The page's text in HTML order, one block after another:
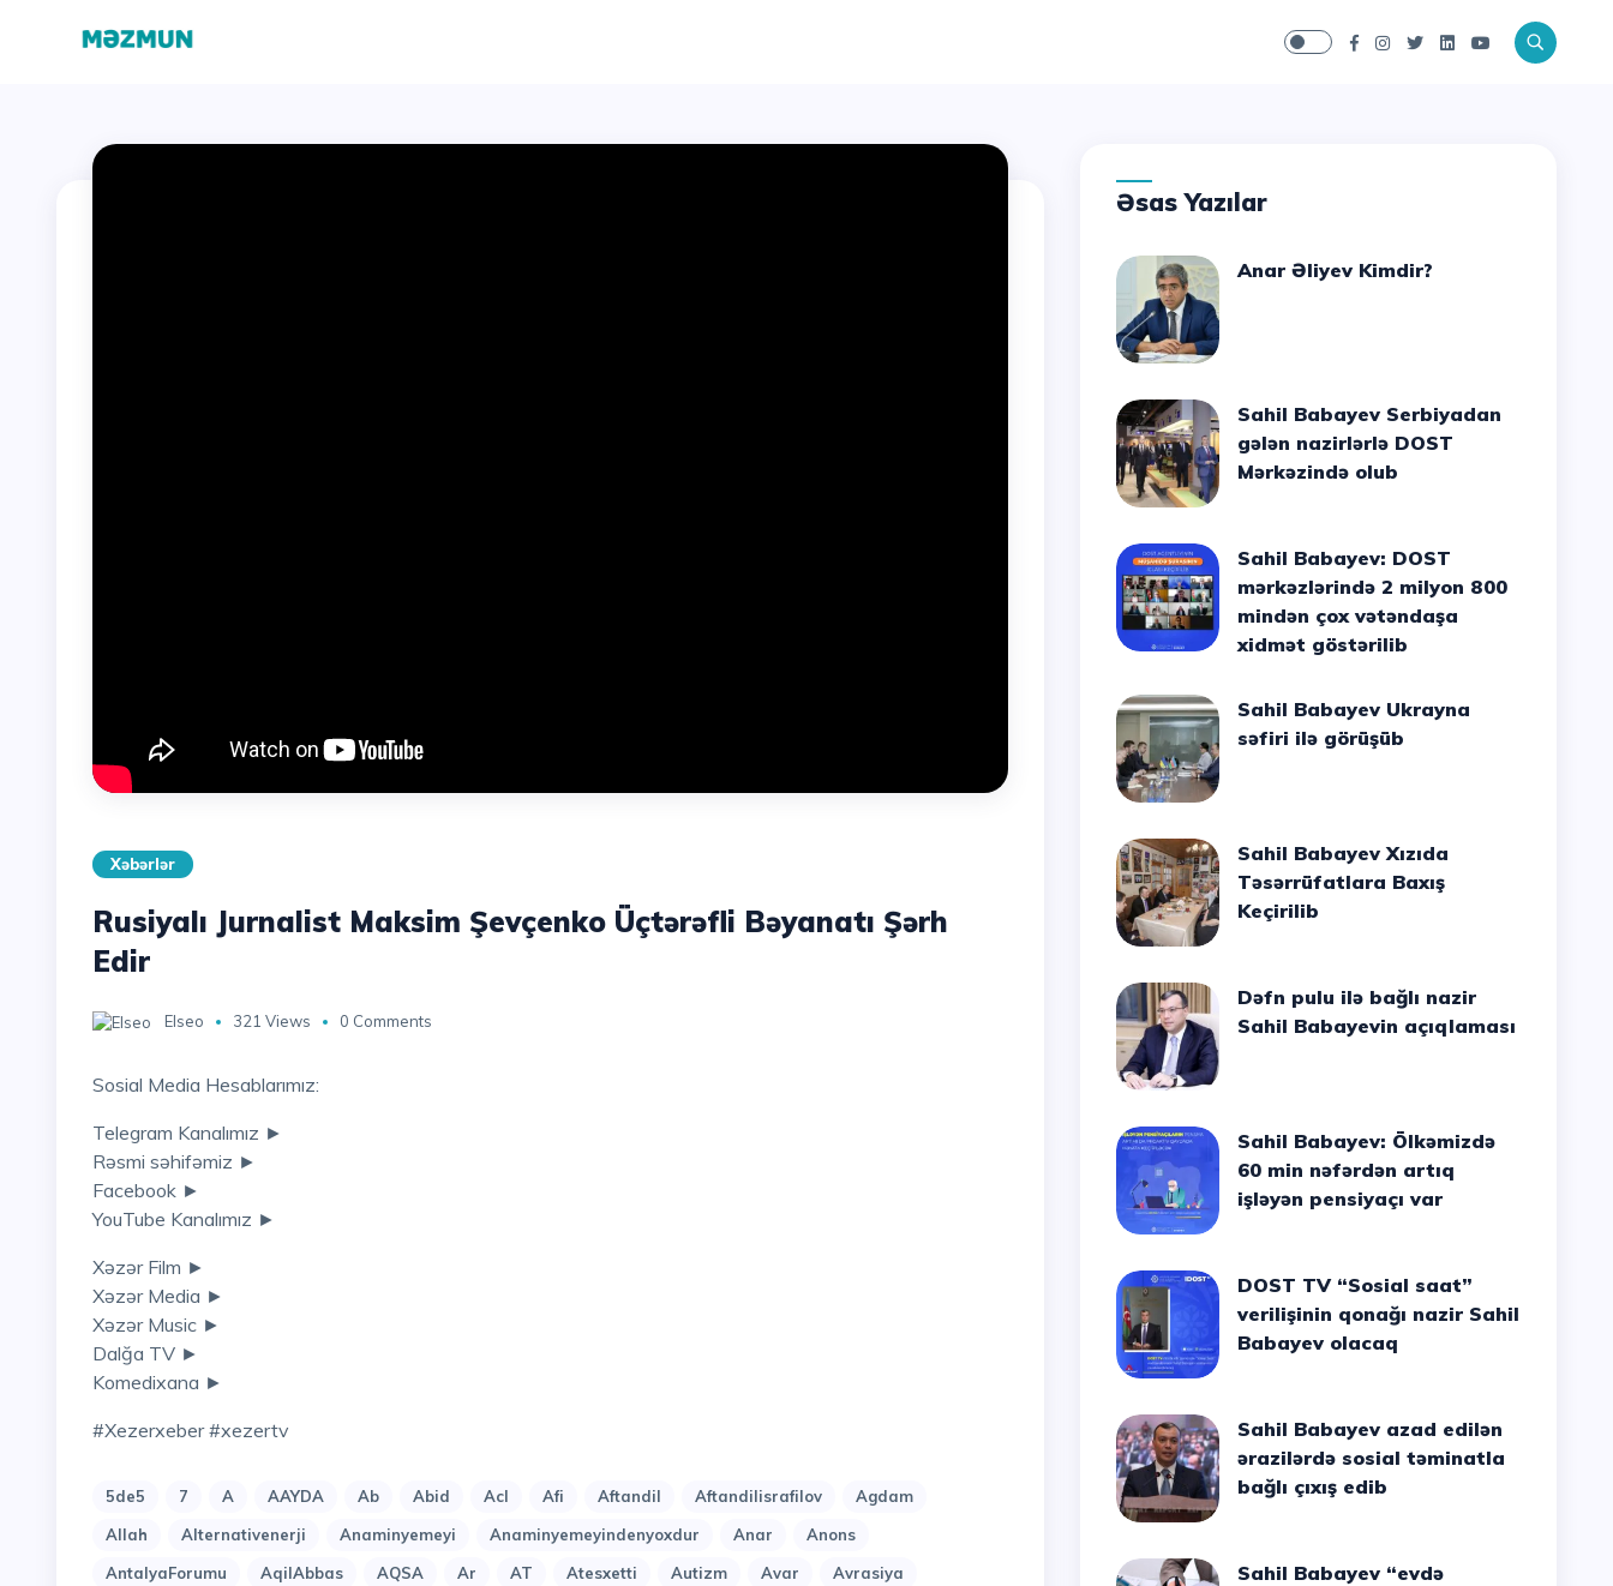
Xəbərlər
Rusiyalı Jurnalist Maksim Şevçenko Üçtərəfli Bəyanatı Şərh
Edir
Elseo 321 Views 0 Comments
Sosial Media Hesablarımız:
Telegram Kanalımız ►
Rəsmi səhifəmiz ►
Facebook ►
YouTube Kanalımız ►
Xəzər Film ►
Xəzər Media ►
Xəzər Music ►
Dalğa TV ►
Komedixana ►
#xezerxeber #xezertv
5de5 7 A AAYDA Ab Abid Acl Afi Aftandil Aftandilisrafilov
Agdam
Allah
Alternativenerji Anaminyemeyi Anaminyemeyindenyoxdur Anar
Anons
AntalyaForumu
AqilAbbas AQSA Ar AT Atesxetti Autizm Avar
Avrasiya
Əsas Yazılar
Anar Əliyev Kimdir?
Sahil Babayev Serbiyadan
gələn nazirlərlə DOST
Mərkəzində olub
Sahil Babayev: DOST
mərkəzlərində 2 milyon 800
mindən çox vətəndaşa
xidmət göstərilib
Sahil Babayev Ukrayna
səfiri ilə görüşüb
Sahil Babayev Xızıda
Təsərrüfatlara Baxış
Keçirilib
Dəfn pulu ilə bağlı nazir
Sahil Babayevin açıqlaması
Sahil Babayev: Ölkəmizdə
60 min nəfərdən artıq
işləyən pensiyaçı var
DOST TV “Sosial saat”
verilişinin qonağı nazir Sahil
Babayev olacaq
Sahil Babayev azad edilən
ərazilərdə sosial təminatla
bağlı çıxış edib
Sahil Babayev “evdə